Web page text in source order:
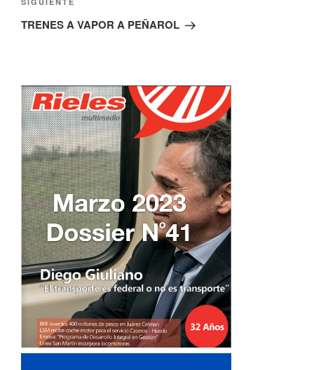
Siguiente
entrada
TRENES A VAPOR A PEÑAROL